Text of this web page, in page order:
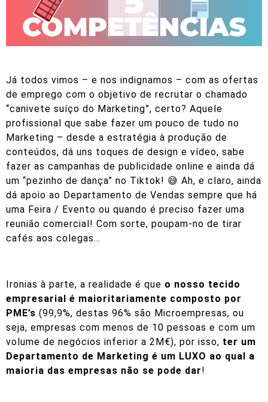
Já todos vimos – e nos indignamos – com as ofertas
de emprego com o objetivo de recrutar o chamado
“canivete suíço do Marketing”, certo? Aquele
profissional que sabe fazer um pouco de tudo no
Marketing – desde a estratégia à produção de
conteúdos, dá uns toques de design e vídeo, sabe
fazer as campanhas de publicidade online e ainda dá
um “pezinho de dança” no Tiktok! 😅 Ah, e claro, ainda
dá apoio ao Departamento de Vendas sempre que há
uma Feira / Evento ou quando é preciso fazer uma
reunião comercial! Com sorte, poupam-no de tirar
cafés aos colegas…
Ironias à parte, a realidade é que o nosso tecido
empresarial é maioritariamente composto por
PME’s (99,9%, destas 96% são Microempresas, ou
seja, empresas com menos de 10 pessoas e com um
volume de negócios inferior a 2M€), por isso, ter um
Departamento de Marketing é um LUXO ao qual a
maioria das empresas não se pode dar!